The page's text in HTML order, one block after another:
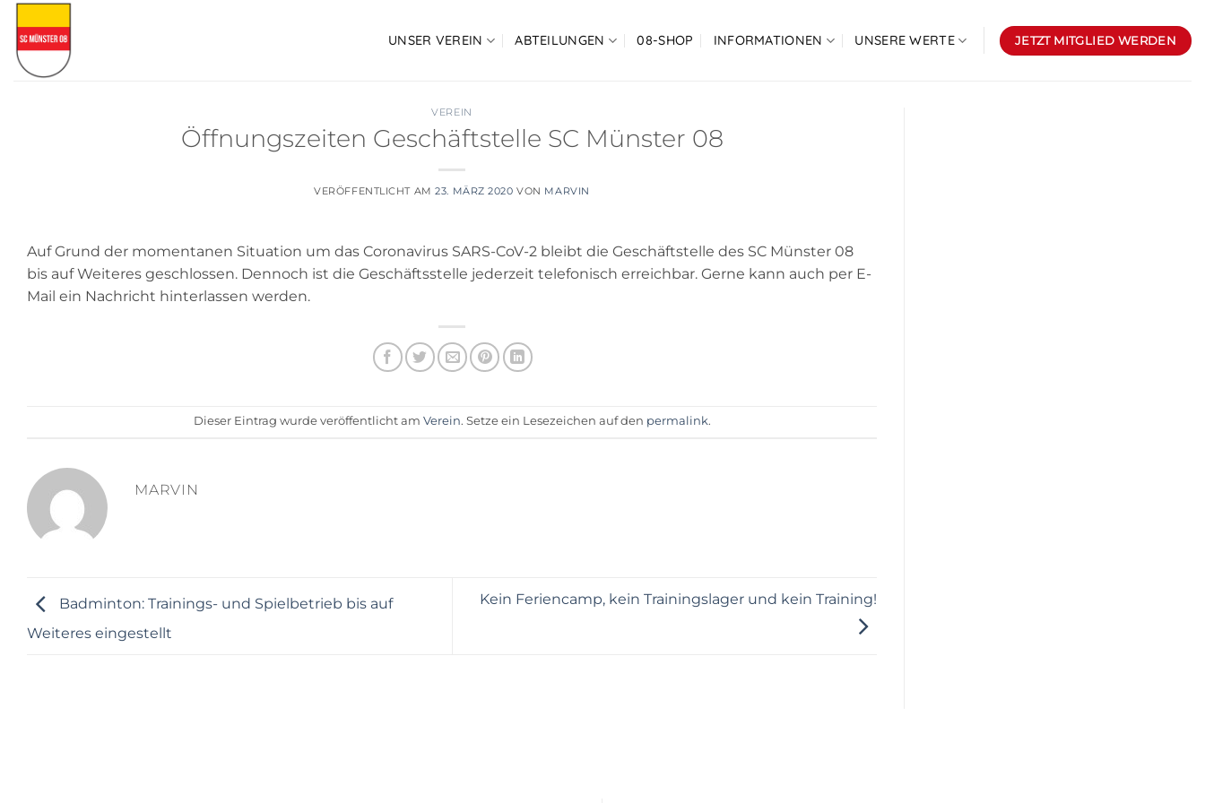
Zum
Inhalt
springen
UNSER VEREIN ABTEILUNGEN 08-SHOP INFORMATIONEN UNSERE WERTE JETZT MITGLIED WERDEN
VEREIN
Öffnungszeiten Geschäftstelle SC Münster 08
VERÖFFENTLICHT AM23. MÄRZ 2020 VON MARVIN
Auf Grund der momentanen Situation um das Coronavirus SARS-CoV-2 bleibt die Geschäftstelle des SC Münster 08
bis auf Weiteres geschlossen. Dennoch ist die Geschäftsstelle jederzeit telefonisch erreichbar. Gerne kann auch per E-
Mail ein Nachricht hinterlassen werden.
Dieser Eintrag wurde veröffentlicht am Verein. Setze ein Lesezeichen auf den permalink.
MARVIN
Badminton: Trainings- und Spielbetrieb bis auf
Weiteres eingestellt
Kein Feriencamp, kein Trainingslager und kein Training!